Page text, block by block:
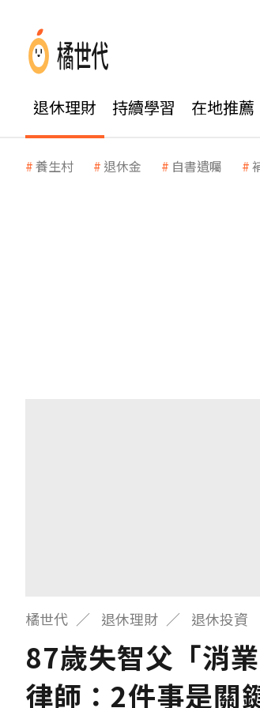
退休理財 持續學習 在地推薦
養生村 退休金 自書遺囑
橘世代 退休理財 退休投資
87歲失智父「消
律師：2件事是關